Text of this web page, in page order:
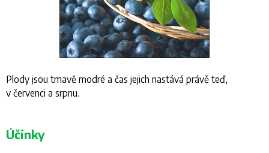
Plody jsou tmavě modré a čas jejich nastává právě teď,
v červenci a srpnu.
Účinky